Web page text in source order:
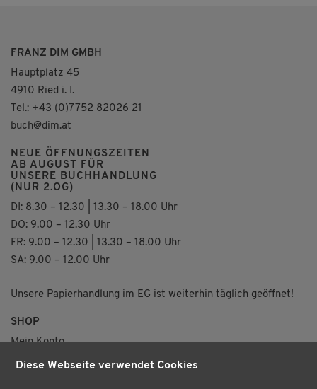
FRANZ DIM GMBH
Hauptplatz 45
4910 Ried i. I.
Tel.: +43 (0)7752 82026 21
buch@dim.at
NEUE ÖFFNUNGSZEITEN
AB AUGUST FÜR
UNSERE BUCHHANDLUNG
(NUR 2.OG)
DI: 8.30 – 12.30 | 13.30 – 18.00 Uhr
DO: 9.00 – 12.30 Uhr
FR: 9.00 – 12.30 | 13.30 – 18.00 Uhr
SA: 9.00 – 12.00 Uhr
Unsere Papierhandlung im EG ist weiterhin täglich geöffnet!
SHOP
Mein Konto
Merkzettel
Diese Webseite verwendet Cookies